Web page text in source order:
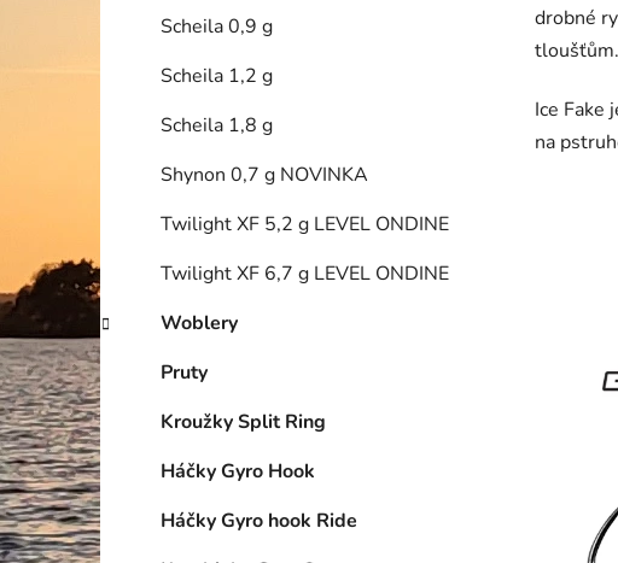
Scheila 0,9 g
Scheila 1,2 g
Scheila 1,8 g
Shynon 0,7 g NOVINKA
Twilight XF 5,2 g LEVEL ONDINE
Twilight XF 6,7 g LEVEL ONDINE
Woblery
Pruty
Kroužky Split Ring
Háčky Gyro Hook
Háčky Gyro hook Ride
drobné
tloušťům.
Ice Fake
na